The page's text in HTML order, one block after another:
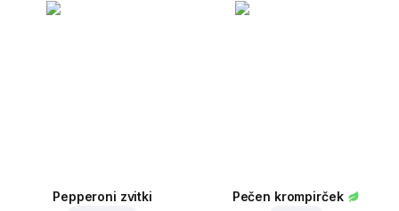
Pepperoni zvitki Pečen krompirček